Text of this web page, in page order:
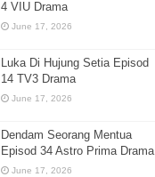
4 VIU Drama
June 17, 2026
Luka Di Hujung Setia Episod
14 TV3 Drama
June 17, 2026
Dendam Seorang Mentua
Episod 34 Astro Prima Drama
June 17, 2026